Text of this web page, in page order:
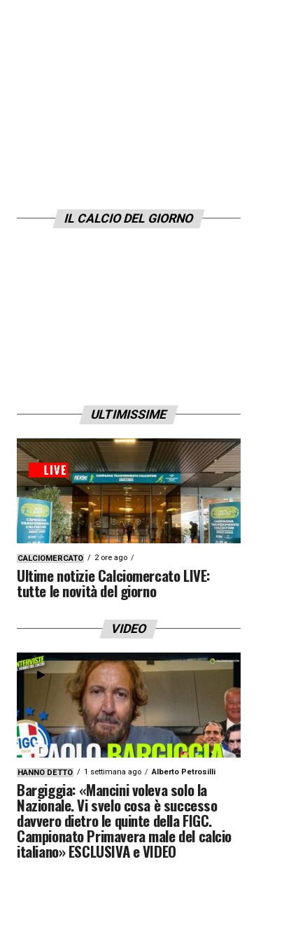
IL CALCIO DEL GIORNO
ULTIMISSIME
CALCIOMERCATO 2 ore ago
Ultime notizie Calciomercato LIVE:
tutte le novità del giorno
VIDEO
HANNO DETTO 1 settimana ago Alberto Petrosilli
Bargiggia: «Mancini voleva solo la
Nazionale. Vi svelo cosa è successo
davvero dietro le quinte della FIGC.
Campionato Primavera male del calcio
italiano» ESCLUSIVA e VIDEO